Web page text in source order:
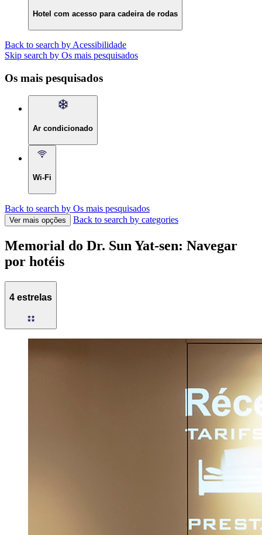
Hotel com acesso para cadeira de rodas
Back to search by Acessibilidade
Skip search by Os mais pesquisados
Os mais pesquisados
Ar condicionado
Wi-Fi
Back to search by Os mais pesquisados
Ver mais opções Back to search by categories
Memorial do Dr. Sun Yat-sen: Navegar
por hotéis
4 estrelas